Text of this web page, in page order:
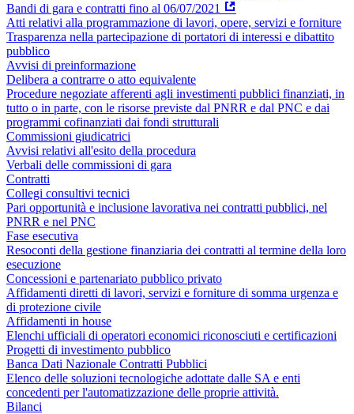
Bandi di gara e contratti fino al 06/07/2021
Atti relativi alla programmazione di lavori, opere, servizi e forniture
Trasparenza nella partecipazione di portatori di interessi e dibattito
pubblico
Avvisi di preinformazione
Delibera a contrarre o atto equivalente
Procedure negoziate afferenti agli investimenti pubblici finanziati, in
tutto o in parte, con le risorse previste dal PNRR e dal PNC e dai
programmi cofinanziati dai fondi strutturali
Commissioni giudicatrici
Avvisi relativi all'esito della procedura
Verbali delle commissioni di gara
Contratti
Collegi consultivi tecnici
Pari opportunità e inclusione lavorativa nei contratti pubblici, nel
PNRR e nel PNC
Fase esecutiva
Resoconti della gestione finanziaria dei contratti al termine della loro
esecuzione
Concessioni e partenariato pubblico privato
Affidamenti diretti di lavori, servizi e forniture di somma urgenza e
di protezione civile
Affidamenti in house
Elenchi ufficiali di operatori economici riconosciuti e certificazioni
Progetti di investimento pubblico
Banca Dati Nazionale Contratti Pubblici
Elenco delle soluzioni tecnologiche adottate dalle SA e enti
concedenti per l'automatizzazione delle proprie attività.
Bilanci